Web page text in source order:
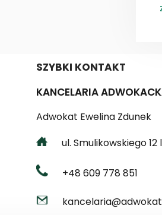
SZYBKI KONTAKT
KANCELARIA
Adwokat Ewelina Zdunek
ul. Smulikowskiego 12
+48 609 778 851